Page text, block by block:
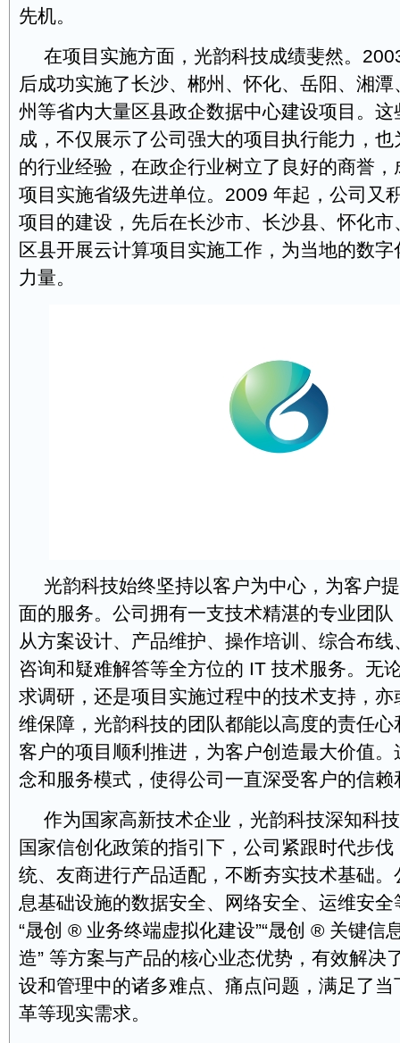
先机。
在项目实施方面，光韵科技成绩斐然。
后成功实施了长沙、郴州、怀化、岳阳、湘
州等省内大量区县政企数据中心建设项目。
成，不仅展示了公司强大的项目执行能力，
的行业经验，在政企行业树立了良好的商誉
项目实施省级先进单位。2009 年起，公司又
项目的建设，先后在长沙市、长沙县、怀化
区县开展云计算项目实施工作，为当地的数
力量。
光韵科技始终坚持以客户为中心，为客户
面的服务。公司拥有一支技术精湛的专业团
从方案设计、产品维护、操作培训、综合布
咨询和疑难解答等全方位的 IT 技术服务。无
求调研，还是项目实施过程中的技术支持，
维保障，光韵科技的团队都能以高度的责任
客户的项目顺利推进，为客户创造最大价值
念和服务模式，使得公司一直深受客户的信赖
作为国家高新技术企业，光韵科技深知科
国家信创化政策的指引下，公司紧跟时代步
统、友商进行产品适配，不断夯实技术基础
息基础设施的数据安全、网络安全、运维安
“晟创 ® 业务终端虚拟化建设”“晟创 ® 关键信
造” 等方案与产品的核心业态优势，有效解决
设和管理中的诸多难点、痛点问题，满足了
革等现实需求。